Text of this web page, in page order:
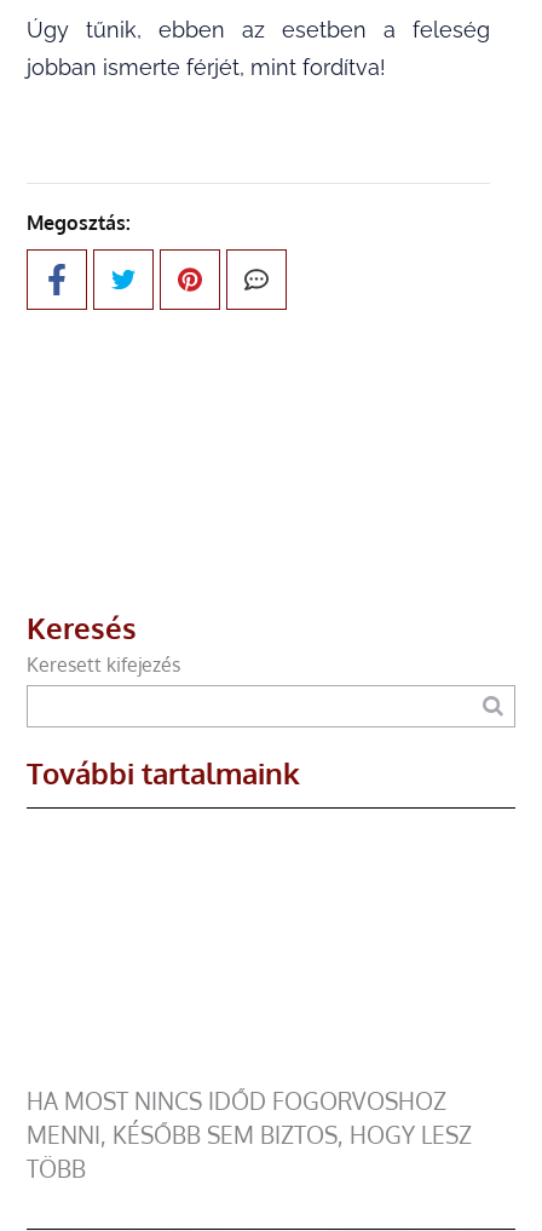
Úgy tűnik, ebben az esetben a feleség
jobban ismerte férjét, mint fordítva!
Megosztás:
Keresés
Keresett kifejezés
További tartalmaink
HA MOST NINCS IDŐD FOGORVOSHOZ
MENNI, KÉSŐBB SEM BIZTOS, HOGY LESZ
TÖBB